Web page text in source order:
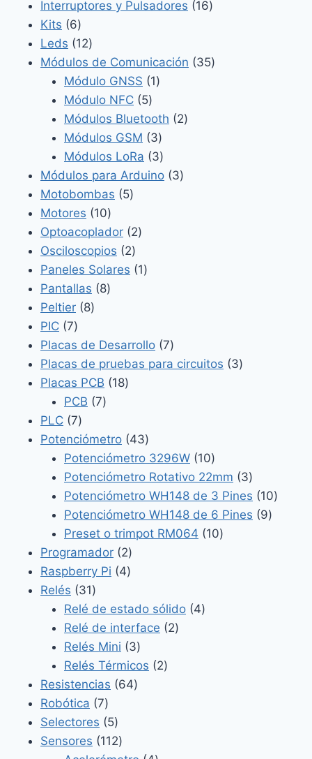
productos
Interruptores y Pulsadores 1616
Kits 66
productos
Leds 1212
productos
Módulos de Comunicación 3535
Módulo GNSS 11
Módulo NFC 55
productos
Módulos Bluetooth 22
Módulos GSM 33
productos
Módulos LoRa 33
productos
Módulos para Arduino 33
Motobombas 55
Motores 1010
productos
Optoacoplador 22
Osciloscopios 22
productos
Paneles Solares 11
Pantallas 88
Peltier 88
PIC 77
productos
Placas de Desarrollo 77
productos
Placas de pruebas para circuitos 33
Placas PCB 1818
PCB 77
PLC 77
productos
Potenciómetro 4343
productos
Potenciómetro 3296W 1010
productos
Potenciómetro Rotativo 22mm 33
productos
Potenciómetro WH148 de 3 Pines 1010
Potenciómetro WH148 de 6 Pines 99
Preset o trimpot RM064 1010
Programador 22
productos
Raspberry Pi 44
Relés 3131
productos
Relé de estado sólido 44
Relé de interface 22
Relés Mini 33
productos
Relés Térmicos 22
Resistencias 6464
Robótica 77
productos
Selectores 55
productos
Sensores 112112